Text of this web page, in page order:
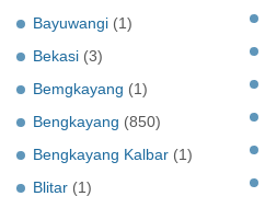
Bayuwangi (1)
Bekasi (3)
Bemgkayang (1)
Bengkayang (850)
Bengkayang Kalbar (1)
Blitar (1)